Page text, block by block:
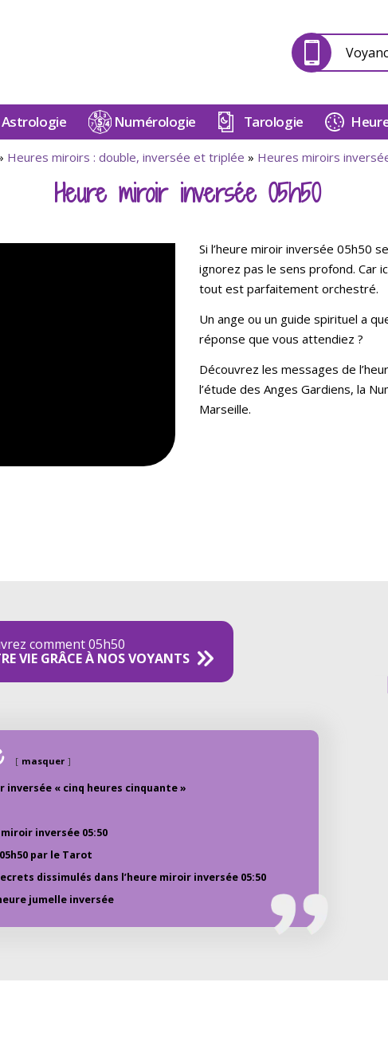
Astrologie Numérologie Tarologie
Heures miroirs : double, inversée et triplée » Heures miroirs
Heure miroir inversée 05h50
Si l’heure miroir inversée 05h50
ignorez pas le sens profond. Car
tout est parfaitement orchestré.
Un ange ou un guide spirituel a
réponse que vous attendiez ?
Découvrez les messages de
l’étude des Anges Gardiens, la
Marseille.
comment 05h50
VIE GRÂCE À NOS VOYANTS
masquer
« cinq heures cinquante »
inversée 05:50
par le Tarot
dissimulés dans l’heure miroir inversée 05:50
jumelle inversée